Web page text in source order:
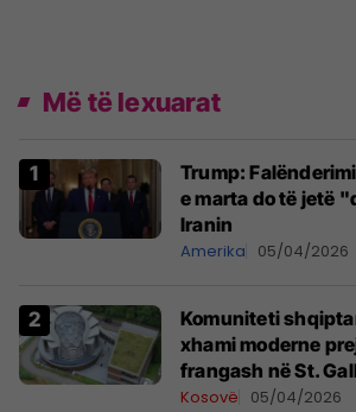
Më të lexuarat
Trump:
e marta do të jetë
Iranin
Amerika 05/04/2026
Komuniteti
xhami moderne
frangash në St.
Kosovë 05/04/2026